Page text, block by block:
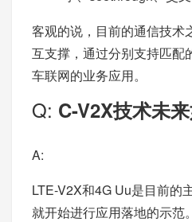
客观的说，目前的通信技术
互支撑，通过分别支持匹配
车联网的业务应用。
Q: C-V2X技术未
A:
LTE-V2X和4G Uu是目前的
就开始进行应用落地的示范